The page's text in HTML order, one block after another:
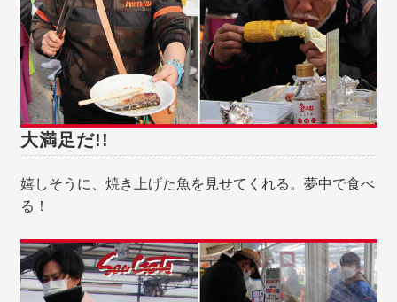
大満足だ!!
嬉しそうに、焼き上げた魚を見せてくれる。夢中で食べ
る！